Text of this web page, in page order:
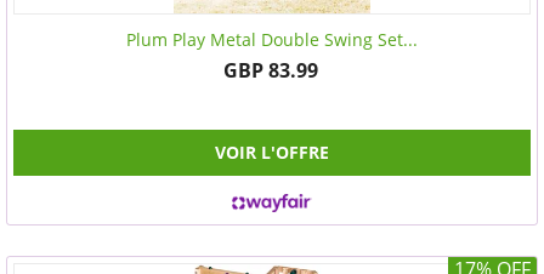
Plum Play Metal Double Swing Set...
GBP 83.99
VOIR L'OFFRE